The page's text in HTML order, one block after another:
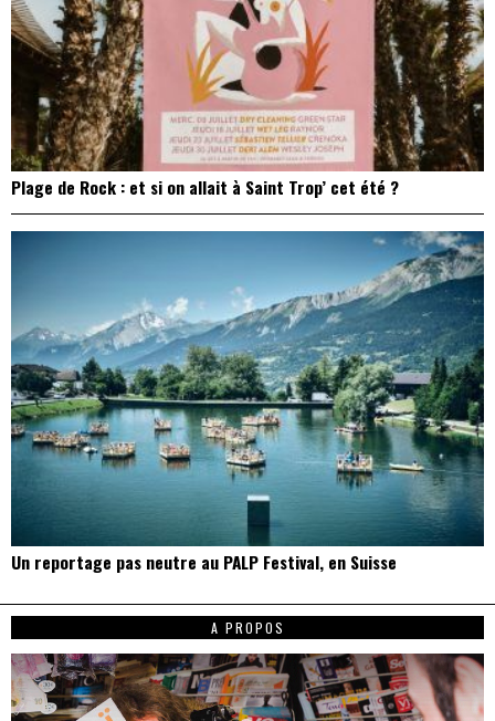
Plage de Rock : et si on allait à Saint Trop’ cet été ?
Un reportage pas neutre au PALP Festival, en Suisse
A PROPOS